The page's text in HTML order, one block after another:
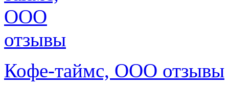
Кофе-таймс, ООО отзывы